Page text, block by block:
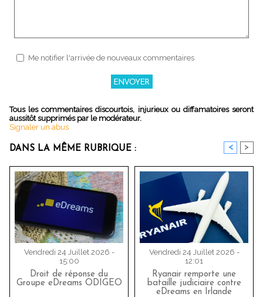
Me notifier l'arrivée de nouveaux commentaires
Tous les commentaires discourtois, injurieux ou diffamatoires seront
aussitôt supprimés par le modérateur.
Signaler un abus
DANS LA MÊME RUBRIQUE : < >
Vendredi 24 Juillet 2026 -
15:00
Droit de réponse du
Groupe eDreams ODIGEO
Vendredi 24 Juillet 2026 -
12:01
Ryanair remporte une
bataille judiciaire contre
eDreams en Irlande